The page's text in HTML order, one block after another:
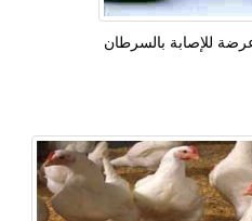
للإصابة بالسرطان